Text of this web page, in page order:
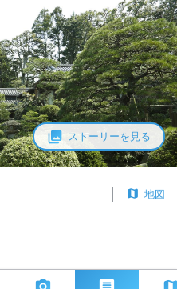
ストーリーを見る
地図